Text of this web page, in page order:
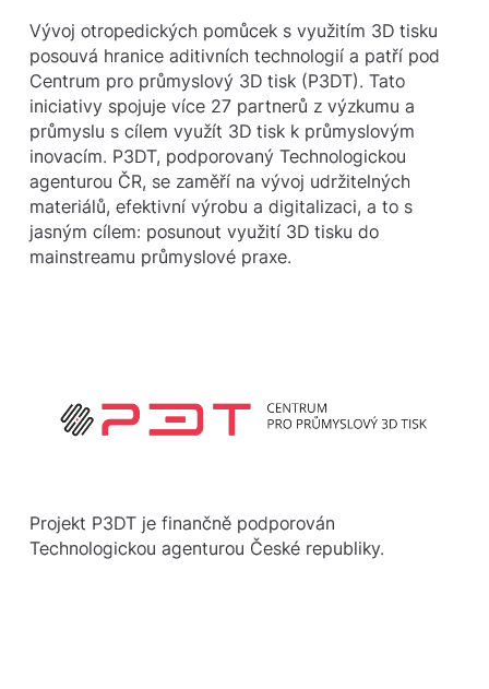
Vývoj otropedických pomůcek s využitím 3D tisku
posouvá hranice aditivních technologií a patří pod
Centrum pro průmyslový 3D tisk (P3DT). Tato
iniciativy spojuje více 27 partnerů z výzkumu a
průmyslu s cílem využít 3D tisk k průmyslovým
inovacím. P3DT, podporovaný Technologickou
agenturou ČR, se zaměří na vývoj udržitelných
materiálů, efektivní výrobu a digitalizaci, a to s
jasným cílem: posunout využití 3D tisku do
mainstreamu průmyslové praxe.
Projekt P3DT je finančně podporován
Technologickou agenturou České republiky.